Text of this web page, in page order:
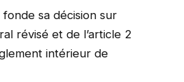
sa décision sur
révisé et de l’article 2
intérieur de